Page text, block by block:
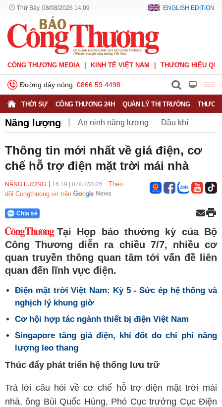
Thứ Bảy, 08/08/2026 14:09 ENGLISH EDITION
CÔNG THƯƠNG MEDIA KINH TẾ VIỆT NAM THƯƠNG HIỆU
Đường dây nóng: 0866.59.4498
THỜI SỰ CÔNG THƯƠNG 24H QUẢN LÝ THỊ TRƯỜNG
Năng lượng An ninh năng lượng Dầu khí
Thông tin mới nhất về giá điện, cơ
chế hỗ trợ điện mặt trời mái nhà
NĂNG LƯỢNG 16:19 07/07/2026
Theo
dõi Congthuong.vn trên
Chia sẻ
Tại Họp báo thường kỳ của Bộ
Công Thương diễn ra chiều 7/7, nhiều cơ
quan truyền thông quan tâm tới vấn đề liên
quan đến lĩnh vực điện.
Điện mặt trời Việt Nam: Kỳ 5 - Sức ép hệ thống và
nghịch lý khung giờ
Cơ hội hợp tác ngành thiết bị điện Việt Nam
Singapore tăng giá điện, khí đốt do chi phí năng
lượng leo thang
Thúc đẩy phát triển hệ thống lưu trữ
Trả lời câu hỏi về cơ chế hỗ trợ điện mặt trời mái
nhà, ông Bùi Quốc Hùng, Phó Cục trưởng Cục Điện